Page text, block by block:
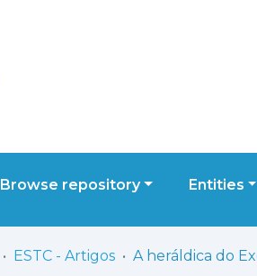
Browse repository Entities
ESTC - Artigos